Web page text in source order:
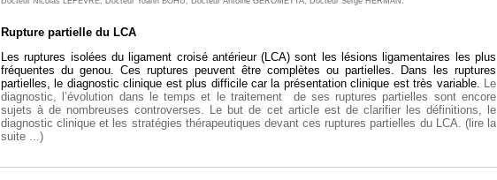
Rupture partielle du LCA
Les ruptures isolées du ligament croisé antérieur (LCA) sont les lésions ligamentaires les plus
fréquentes du genou. Ces ruptures peuvent être complètes ou partielles. Dans les ruptures
partielles, le diagnostic clinique est plus difficile car la présentation clinique est très variable. Le
diagnostic, l’évolution dans le temps et le traitement
de ses ruptures partielles sont encore
sujets à de nombreuses controverses. Le but de cet article est de clarifier les définitions, le
diagnostic clinique et les stratégies thérapeutiques devant ces ruptures partielles du LCA. (lire la
suite ...)